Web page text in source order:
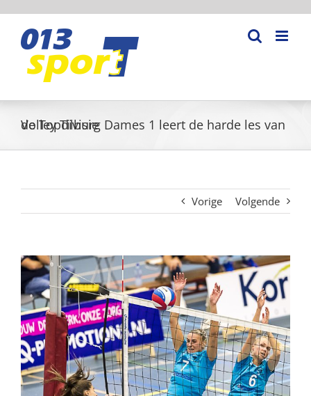
inhoud
Volley Tilburg Dames 1 leert de harde les van de Topdivisie
Vorige Volgende
Bekijk
grotere
afbeelding